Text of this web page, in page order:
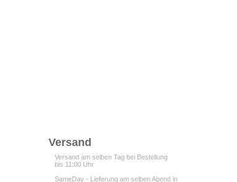
Versand
Versand am selben Tag bei Bestellung
bis 11:00 Uhr
SameDay - Lieferung am selben Abend in